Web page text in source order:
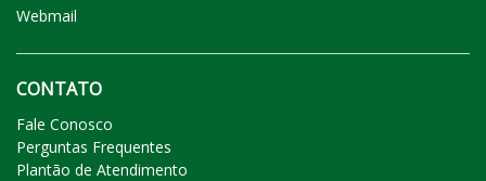
Webmail
CONTATO
Fale Conosco
Perguntas Frequentes
Plantão de Atendimento